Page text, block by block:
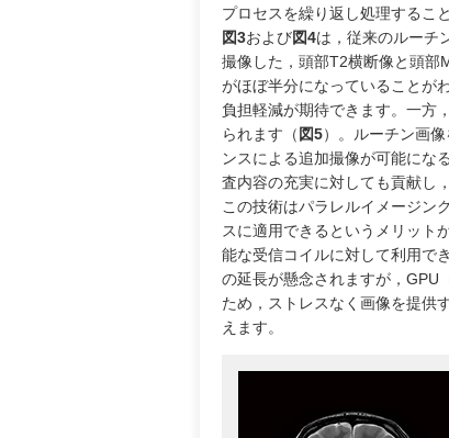
プロセスを繰り返し処理するこ
図3および図4は，従来のルーチ
撮像した，頭部T2横断像と頭部
がほぼ半分になっていることが
負担軽減が期待できます。一方
られます（ 図5）。ルーチン画
ンスによる追加撮像が可能にな
査内容の充実に対しても貢献し
この技術はパラレルイメージン
スに適用できるというメリット
能な受信コイルに対して利用で
の延長が懸念されますが，GPU
ため，ストレスなく画像を提供
えます。